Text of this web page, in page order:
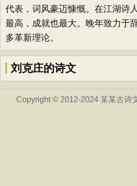
代表，词风豪迈慷慨。在江湖诗
最高，成就也最大。晚年致力于
多革新理论。
刘克庄的诗文
Copyright © 2012-2024 某某古诗